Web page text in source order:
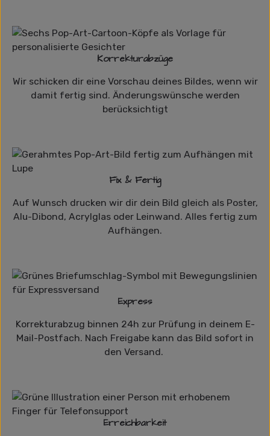
Korrekturabzüge
Wir schicken dir eine Vorschau deines Bildes, wenn wir
damit fertig sind. Änderungswünsche werden
berücksichtigt
Fix & Fertig
Auf Wunsch drucken wir dir dein Bild gleich als Poster,
Alu-Dibond, Acrylglas oder Leinwand. Alles fertig zum
Aufhängen.
Express
Korrekturabzug binnen 24h zur Prüfung in deinem E-
Mail-Postfach. Nach Freigabe kann das Bild sofort in
den Versand.
Erreichbarkeit